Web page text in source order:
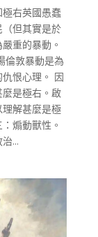
右英國愚蠢
但其實是於
重的暴動。
倫敦暴動是為
恨心理。 因
是極右。啟
解甚麼是極
煽動獸性。
...